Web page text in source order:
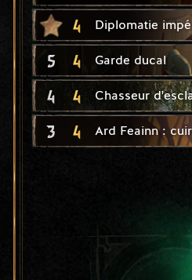
4 Diplomatie
5 4 Garde ducal
4 4 Chasseur
3 4 Ard Feainn :